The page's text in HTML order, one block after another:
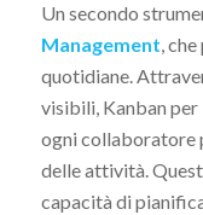
Un secondo
Management,
quotidiane.
visibili, Kanban per
ogni collaboratore
delle attività.
capacità di